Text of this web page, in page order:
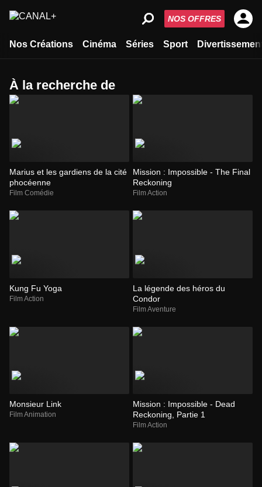
Nos Créations Cinéma Séries Sport
NOS OFFRES
à la recherche de
Marius et les gardiens de la cité
phocéenne
Film Comédie
Mission : Impossible - The Final
Reckoning
Film Action
Kung Fu Yoga
Film Action
La légende des héros du
Condor
Film Aventure
Monsieur Link
Film Animation
Mission : Impossible - Dead
Reckoning, Partie 1
Film Action